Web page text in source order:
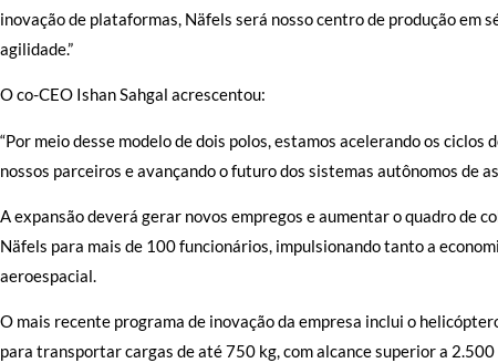
inovação de plataformas, Näfels será nosso centro de produção em
agilidade.”
O co-CEO Ishan Sahgal acrescentou:
“Por meio desse modelo de dois polos, estamos acelerando os
nossos parceiros e avançando o futuro dos sistemas autônomos de
A expansão deverá gerar novos empregos e aumentar o quadro de
Näfels para mais de 100 funcionários, impulsionando tanto a
aeroespacial.
O mais recente programa de inovação da empresa inclui o
para transportar cargas de até 750 kg, com alcance superior a